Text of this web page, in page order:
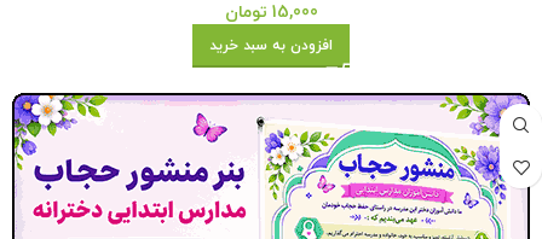
15,000 تومان
افزودن به سبد خرید